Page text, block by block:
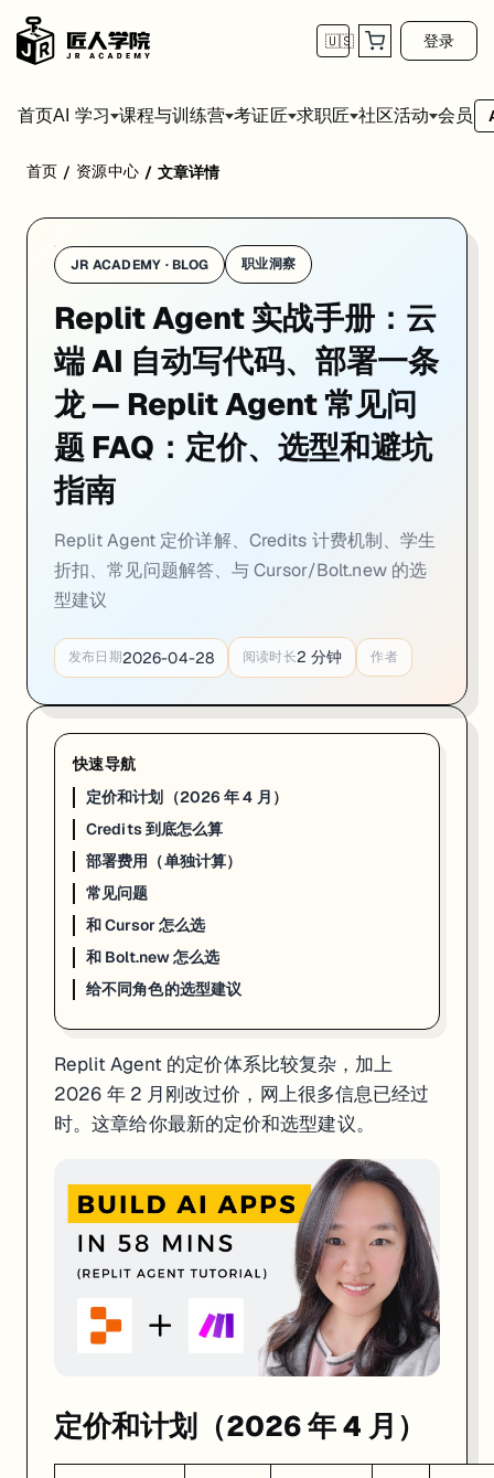
🇺🇸 登录
首页AI 学习 课程与训练营 考证匠 求职匠 社区活动 会员
Replit Agent 的定价体系比较复杂，加上 2026 年 2 月刚改过价，网上
计划 月费 含 Credits
协作人数
Starter
$0 每日有限额度
$25/月（年付 $20/月）
$100/月
15 人 + 50 查看者
Enterprise 询价 定制 定制
：用 .edu 邮箱认证后，Core 计划 $10/月，优惠 6 个月。教
Credits 到底怎么算
Replit 在 2026 年初从"每个 Checkpoint $0.25"改成了 Effort-Based
标准功能开发（Economy）：~$0.25
复杂功能集成（Power）：$1-5+
大型架构任务（Turbo）：$5-30+
首页 / 资源中心 / 文章详情
JR ACADEMY · BLOG 职业洞察
Replit Agent 实战手册：云
端 AI 自动写代码、部署一条
龙 — Replit Agent 常见问
题 FAQ：定价、选型和避坑
指南
Replit Agent 定价详解、Credits 计费机制、学生
折扣、常见问题解答、与 Cursor/Bolt.new 的选
型建议
发布日期2026-04-28 阅读时长2 分钟 作者
快速导航
定价和计划（2026 年 4 月）
Credits 到底怎么算
部署费用（单独计算）
常见问题
和 Cursor 怎么选
和 Bolt.new 怎么选
给不同角色的选型建议
Replit Agent 的定价体系比较复杂，加上
2026 年 2 月刚改过价，网上很多信息已经过
时。这章给你最新的定价和选型建议。
定价和计划（2026 年 4 月）